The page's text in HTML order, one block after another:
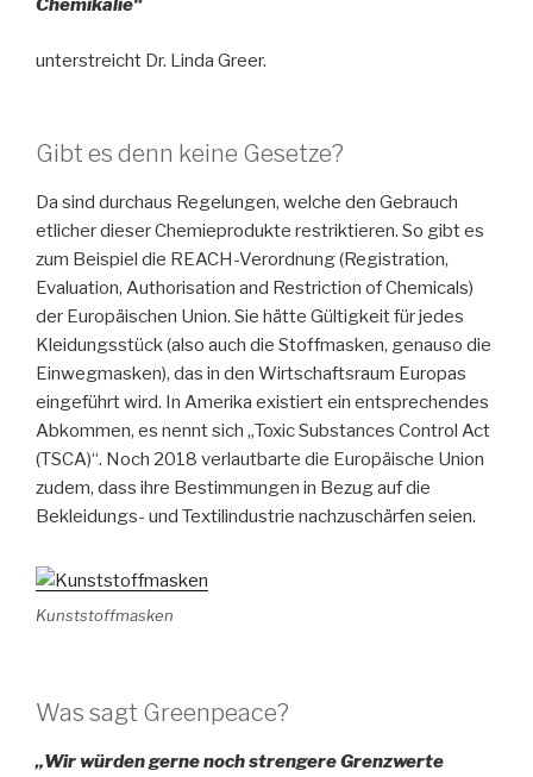
Chemikalie“
unterstreicht Dr. Linda Greer.
Gibt es denn keine Gesetze?
Da sind durchaus Regelungen, welche den Gebrauch
etlicher dieser Chemieprodukte restriktieren. So gibt es
zum Beispiel die REACH-Verordnung (Registration,
Evaluation, Authorisation and Restriction of Chemicals)
der Europäischen Union. Sie hätte Gültigkeit für jedes
Kleidungsstück (also auch die Stoffmasken, genauso die
Einwegmasken), das in den Wirtschaftsraum Europas
eingeführt wird. In Amerika existiert ein entsprechendes
Abkommen, es nennt sich „Toxic Substances Control Act
(TSCA)“. Noch 2018 verlautbarte die Europäische Union
zudem, dass ihre Bestimmungen in Bezug auf die
Bekleidungs- und Textilindustrie nachzuschärfen seien.
Kunststoffmasken
Was sagt Greenpeace?
„Wir würden gerne noch strengere Grenzwerte